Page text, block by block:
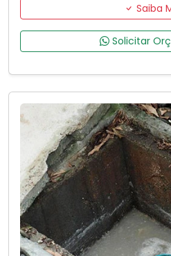
Saiba
Solicitar